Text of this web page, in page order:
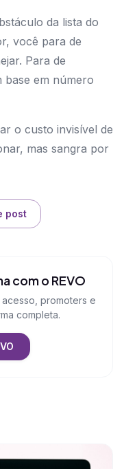
da lista do
você para de
Para de
base em número
o custo invisível de
mas sangra por
post
com o REVO
promoters e
completa.